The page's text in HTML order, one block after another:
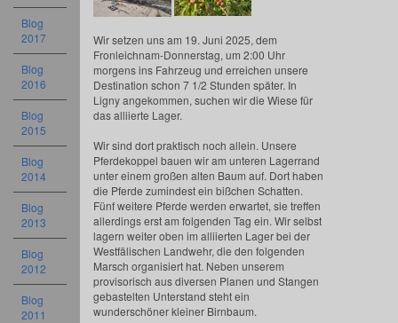
Wir setzen uns am 19. Juni 2025, dem
Fronleichnam-Donnerstag, um 2:00 Uhr
morgens ins Fahrzeug und erreichen unsere
Destination schon 7 1/2 Stunden später. In
Ligny angekommen, suchen wir die Wiese für
das alliierte Lager.
Wir sind dort praktisch noch allein. Unsere
Pferdekoppel bauen wir am unteren Lagerrand
unter einem großen alten Baum auf. Dort haben
die Pferde zumindest ein bißchen Schatten.
Fünf weitere Pferde werden erwartet, sie treffen
allerdings erst am folgenden Tag ein. Wir selbst
lagern weiter oben im alliierten Lager bei der
Westfälischen Landwehr, die den folgenden
Marsch organisiert hat. Neben unserem
provisorisch aus diversen Planen und Stangen
gebastelten Unterstand steht ein
wunderschöner kleiner Birnbaum.
Blog
2017
Blog
2016
Blog
2015
Blog
2014
Blog
2013
Blog
2012
Blog
2011